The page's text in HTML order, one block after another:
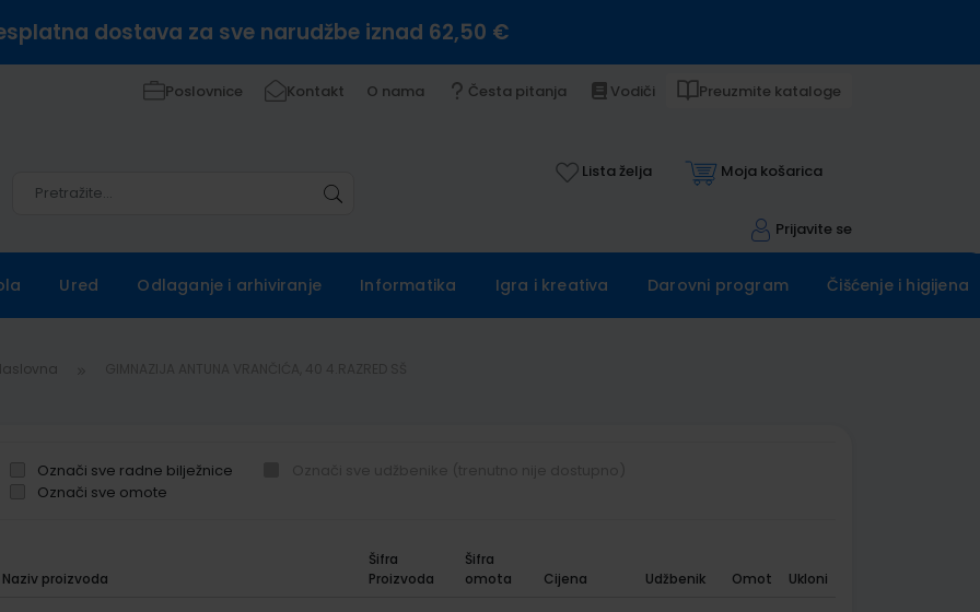
dostava za sve narudžbe iznad 62,50 €
Poslovnice Kontakt O nama Česta pitanja Vodiči Preuzmite kataloge
Lista želja Moja košarica
Prijavite se
Ured Odlaganje i arhiviranje Informatika Igra i kreativa Darovni program Čišćenje i higijena
Označi sve radne bilježnice
Označi sve omote
Naziv proizvoda
Šifra
Proizvoda
Šifra
omota
Cijena Udžbenik Omot Ukloni